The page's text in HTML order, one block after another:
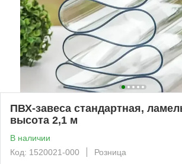
ПВХ-завеса стандартная,
высота 2,1 м
В наличии
Код: 1520021-000
Розница